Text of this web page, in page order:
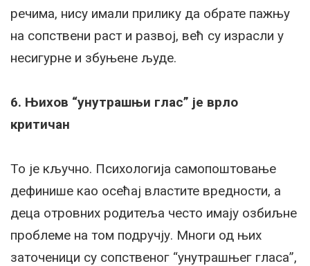
речима, нису имали прилику да обрате пажњу
на сопствени раст и развој, већ су израсли у
несигурне и збуњене људе.
6. Њихов “унутрашњи глас” је врло
критичан
То је кључно. Психологија самопоштовање
дефинише као осећај властите вредности, а
деца отровних родитеља често имају озбиљне
проблеме на том подручју. Многи од њих
заточеници су сопственог “унутрашњег гласа”,